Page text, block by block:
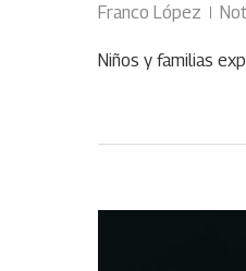
Franco López
Niños y familias